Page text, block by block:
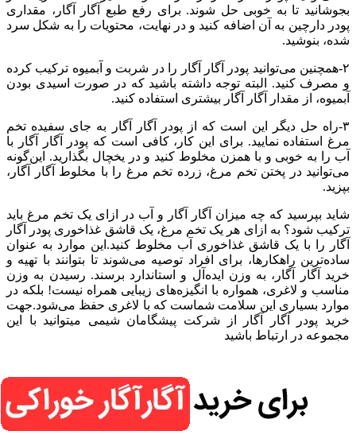
بجوشانید تا به خوبی حل شوند. برای رفع طبع آگار آگار، مقداری
پودر دارچین به آن اضافه کنید و در نهایت، محتویات را به شکل سرد
شده، بنوشید.
۲-همچنین می‌توانید پودر آگار آگار را در شربت و آبمیوه ترکیب کرده
و مصرف کنید. البته توجه داشته باشید که در صورت اسیدی بودن
آبمیوه، از مقدار آگار آگار بیشتری استفاده کنید.
۳-راه حل دیگر این است که از پودر آگار آگار به جای سفیده تخم
مرغ استفاده نمایید. برای این کار، کافی است که پودر آگار آگار با
آب را به خوبی و با همزن مخلوط کنید و در یخچال بگذارید. این‌گونه
می‌توانید در پختن تخم مرغ، زرده تخم مرغ را با مخلوط آگار آگار،
بپزید.
شاید بپرسید که چه میزان آگار آگار و آب در ازای یک تخم مرغ باید
ترکیب شود؟ به ازای هر یک تخم مرغ، یک قاشق غذاخوری پودر آگار
آگار را با یک قاشق غذاخوری آب مخلوط کنید.این موارد به عنوان
ساده‌ترین راهکارها، برای افراد توصیه می‌شوند تا بتوانند با تهیه و
خرید آگار آگار، به وزن ایده‌آل و استاندارد برسند. رسیدن به وزن
مناسب و لاغری، همواره با انگیزه‌های زیبایی همراه نیست! بلکه در
موارد بسیاری این سلامت شماست که با لاغری حفظ می‌شود.جهت
خرید پودر آگار آگار از شرکت پیشگامان شیمی میتوانید با این
مجموعه در ارتباط باشید